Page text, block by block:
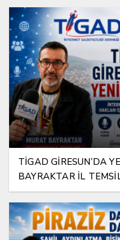
TİGAD GİRESUN’DA
BAYRAKTAR İL